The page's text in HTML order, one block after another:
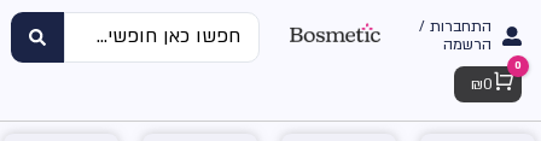
התחברות /
הרשמה
Cart
0
₪ 0